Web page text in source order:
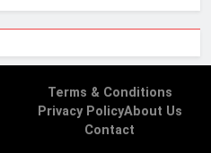
Terms & Conditions
Privacy PolicyAbout Us
Contact